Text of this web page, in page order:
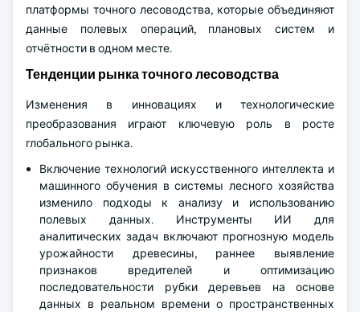
платформы точного лесоводства, которые объединяют
данные полевых операций, плановых систем и
отчётности в одном месте.
Тенденции рынка точного лесоводства
Изменения в инновациях и технологические
преобразования играют ключевую роль в росте
глобального рынка.
Включение технологий искусственного интеллекта и
машинного обучения в системы лесного хозяйства
изменило подходы к анализу и использованию
полевых данных. Инструменты ИИ для
аналитических задач включают прогнозную модель
урожайности древесины, раннее выявление
признаков вредителей и оптимизацию
последовательности рубки деревьев на основе
данных в реальном времени о пространственных